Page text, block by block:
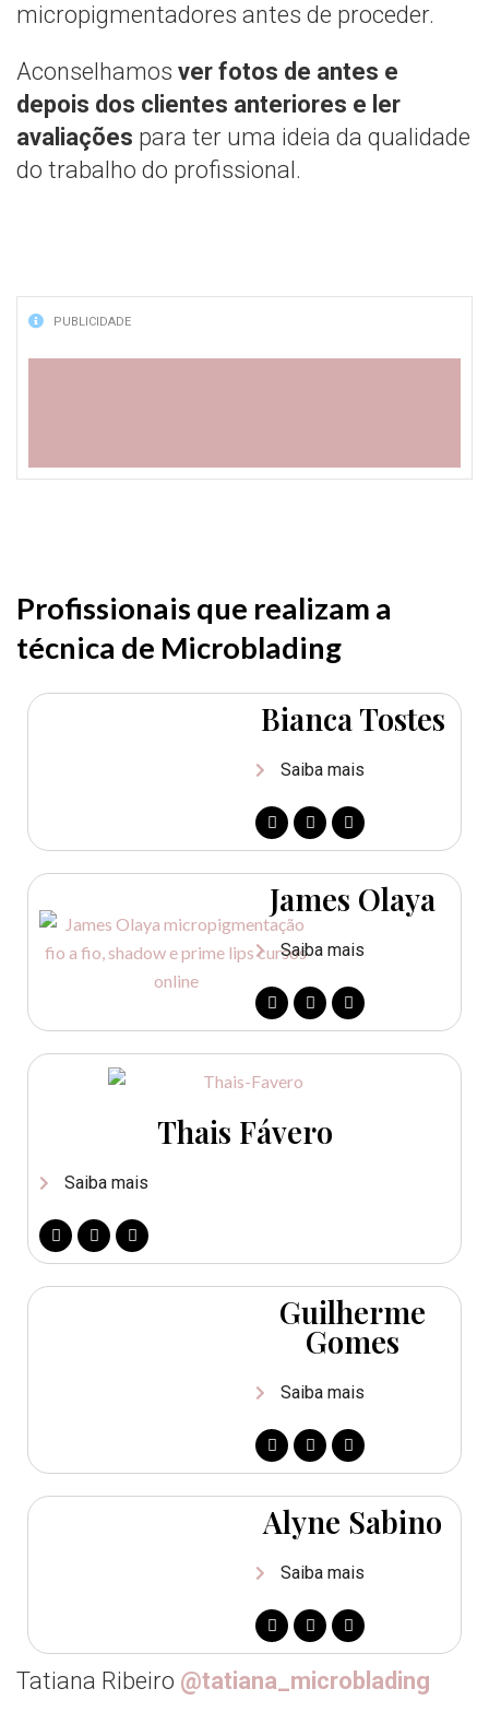
micropigmentadores antes de proceder.
Aconselhamos ver fotos de antes e
depois dos clientes anteriores e ler
avaliações para ter uma ideia da qualidade
do trabalho do profissional.
PUBLICIDADE
Profissionais que realizam a
técnica de Microblading
Bianca Tostes
Saiba mais
James Olaya
Saiba mais
Thais Fávero
Saiba mais
Guilherme
Gomes
Saiba mais
Alyne Sabino
Saiba mais
Tatiana Ribeiro @tatiana_microblading